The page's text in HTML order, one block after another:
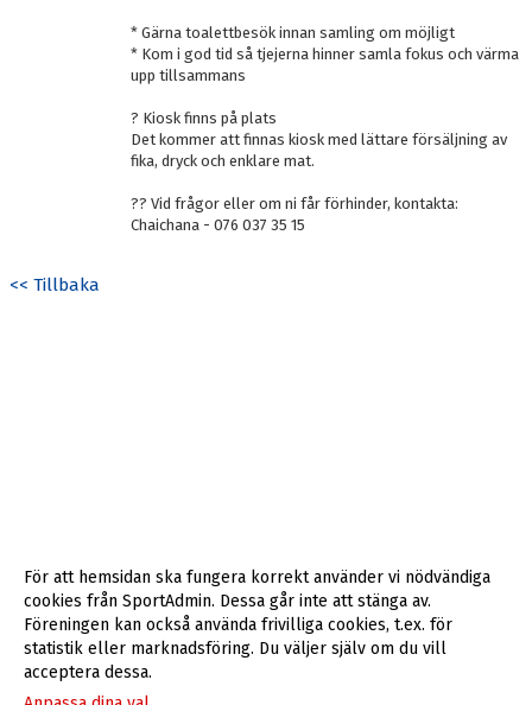
* Gärna toalettbesök innan samling om möjligt
* Kom i god tid så tjejerna hinner samla fokus och värma
upp tillsammans
? Kiosk finns på plats
Det kommer att finnas kiosk med lättare försäljning av
fika, dryck och enklare mat.
?? Vid frågor eller om ni får förhinder, kontakta:
Chaichana - 076 037 35 15
<< Tillbaka
För att hemsidan ska fungera korrekt använder vi nödvändiga
cookies från SportAdmin. Dessa går inte att stänga av.
Föreningen kan också använda frivilliga cookies, t.ex. för
statistik eller marknadsföring. Du väljer själv om du vill
acceptera dessa.